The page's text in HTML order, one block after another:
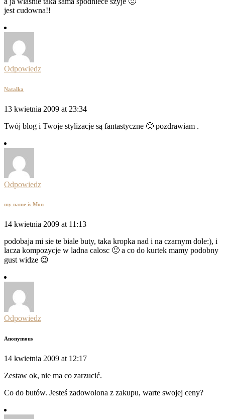
jest cudowna!!
Odpowiedz
Natalka
13 kwietnia 2009 at 23:34
Twój blog i Twoje stylizacje są fantastyczne 🙂 pozdrawiam .
Odpowiedz
my name is Mon
14 kwietnia 2009 at 11:13
podobaja mi sie te biale buty, taka kropka nad i na czarnym dole:), i
lacza kompozycje w ladna calosc 🙂 a co do kurtek mamy podobny
gust widze 😉
Odpowiedz
Anonymous
14 kwietnia 2009 at 12:17
Zestaw ok, nie ma co zarzucić.
Co do butów. Jesteś zadowolona z zakupu, warte swojej ceny?